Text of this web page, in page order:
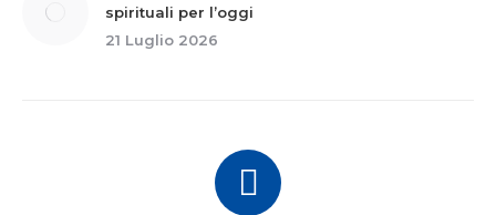
spirituali per l’oggi
21 Luglio 2026